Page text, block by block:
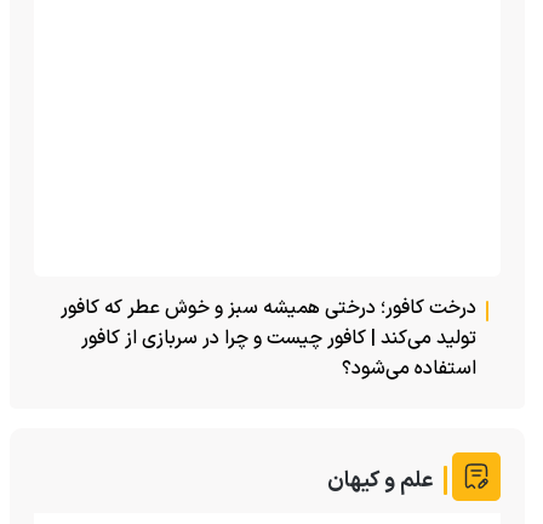
درخت کافور؛ درختی همیشه سبز و خوش عطر که کافور
تولید می‌کند | کافور چیست و چرا در سربازی از کافور
استفاده می‌شود؟
علم و کیهان